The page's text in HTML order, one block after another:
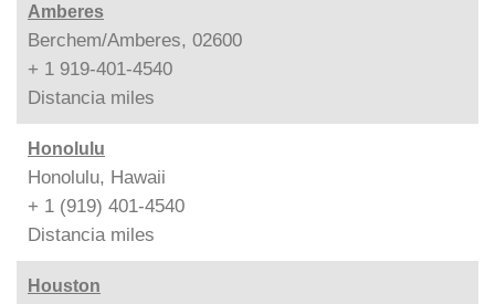
Amberes
Berchem/Amberes, 02600
+ 1 919-401-4540
Distancia miles
Honolulu
Honolulu, Hawaii
+ 1 (919) 401-4540
Distancia miles
Houston